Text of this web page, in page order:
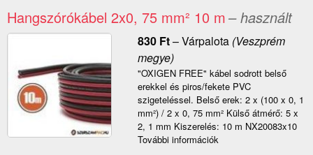
Hangszórókábel 2x0, 75 mm² 10 m– használt
830 Ft–Várpalota(Veszprém
megye)
"OXIGEN FREE" kábel sodrott belső
erekkel és piros/fekete PVC
szigeteléssel. Belső erek: 2 x (100 x 0, 1
mm²) / 2 x 0, 75 mm² Külső átmérő: 5 x
2, 1 mm Kiszerelés: 10 m NX20083x10
További információk